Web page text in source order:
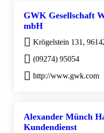
GWK Gesellschaft
mbH
Krögelstein 131,
(09274) 95054
http://www.gwk.com
Alexander Münch
Kundendienst